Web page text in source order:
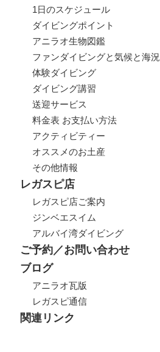
1日のスケジュール
ダイビングポイント
アニラオ生物図鑑
ファンダイビングと気候と海況
体験ダイビング
ダイビング講習
送迎サービス
料金表 お支払い方法
アクティビティー
オススメのお土産
その他情報
レガスピ店
レガスピ店ご案内
ジンベエスイム
アルバイ湾ダイビング
ご予約／お問い合わせ
ブログ
アニラオ瓦版
レガスピ通信
関連リンク